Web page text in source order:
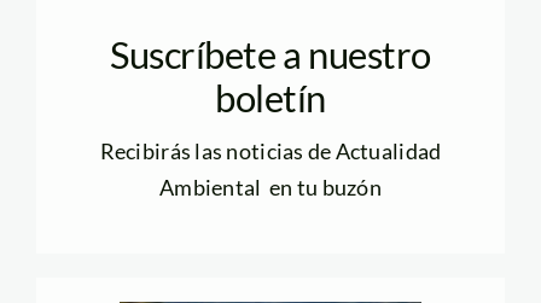
Suscríbete a nuestro
boletín
Recibirás las noticias de Actualidad
Ambiental en tu buzón